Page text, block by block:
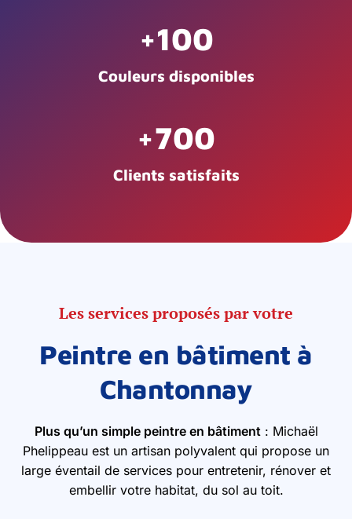
Couleurs disponibles
+100
Clients satisfaits
+700
Les services proposés par votre
Peintre en bâtiment à
Chantonnay
Plus qu’un simple peintre en bâtiment: Michaël
Phelippeau est un artisan polyvalent qui propose un
large éventail de services pour entretenir, rénover et
embellir votre habitat, du sol au toit.